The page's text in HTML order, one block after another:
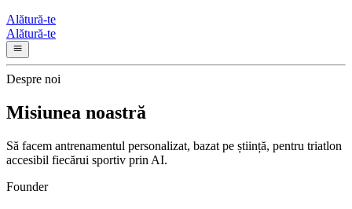
Alătură-te
Alătură-te
Despre noi
Misiunea noastră
Să facem antrenamentul personalizat, bazat pe știință, pentru triatlon
accesibil fiecărui sportiv prin AI.
Founder